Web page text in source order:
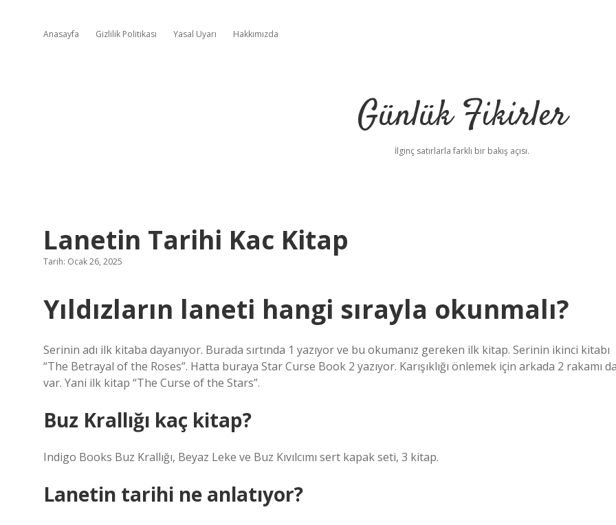
Anasayfa Gizlilik Politikası Yasal Uyarı Hakkımızda
Günlük Fikirler
İlginç satırlarla farklı bir bakış açısı.
Lanetin Tarihi Kac Kitap
Tarih: Ocak 26, 2025
Yıldızların laneti hangi sırayla okunmalı?
Serinin adı ilk kitaba dayanıyor. Burada sırtında 1 yazıyor ve bu okumanız gereken ilk kitap. Serinin ikinci kitabı
“The Betrayal of the Roses”. Hatta buraya Star Curse Book 2 yazıyor. Karışıklığı önlemek için arkada 2 rakamı
var. Yani ilk kitap “The Curse of the Stars”.
Buz Krallığı kaç kitap?
Indigo Books Buz Krallığı, Beyaz Leke ve Buz Kıvılcımı sert kapak seti, 3 kitap.
Lanetin tarihi ne anlatıyor?